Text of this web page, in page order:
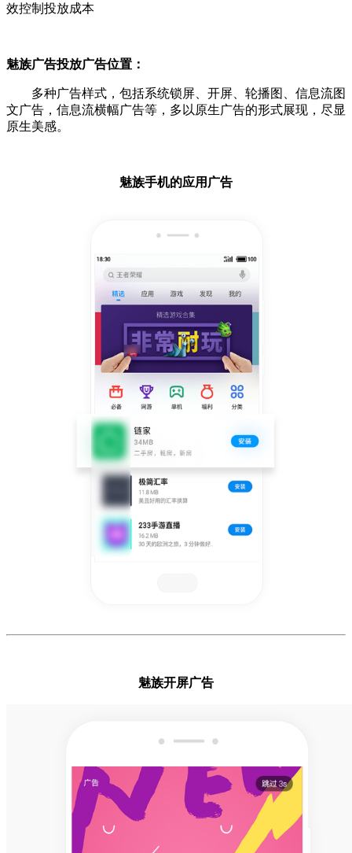
效控制投放成本
魅族广告投放广告位置：
多种广告样式，包括系统锁屏、开屏、轮播图、信息流图
文广告，信息流横幅广告等，多以原生广告的形式展现，尽显
原生美感。
魅族手机的应用广告
魅族开屏广告